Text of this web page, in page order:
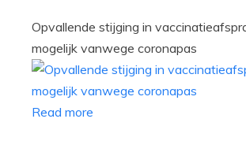
Opvallende stijging in
mogelijk vanwege coronapas
Read more